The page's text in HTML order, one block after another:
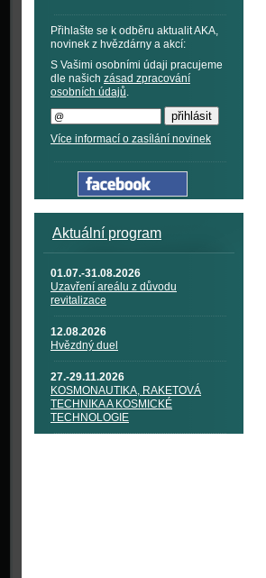
Přihlašte se k odběru aktualit AKA,
novinek z hvězdárny a akcí:
S Vašimi osobními údaji pracujeme
dle našich zásad zpracování
osobních údajů.
Více informací o zasílání novinek
Aktuální program
01.07.-31.08.2026
Uzavření areálu z důvodu
revitalizace
12.08.2026
Hvězdný duel
27.-29.11.2026
KOSMONAUTIKA, RAKETOVÁ
TECHNIKA A KOSMICKÉ
TECHNOLOGIE